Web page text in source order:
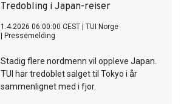
Tredobling i Japan-reiser
1.4.2026 06:00:00 CEST
TUI Norge
Pressemelding
Stadig flere nordmenn vil oppleve Japan.
TUI har tredoblet salget til Tokyo i år
sammenlignet med i fjor.